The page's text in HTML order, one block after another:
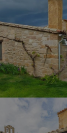
trovato alcun
nostro ricercatore